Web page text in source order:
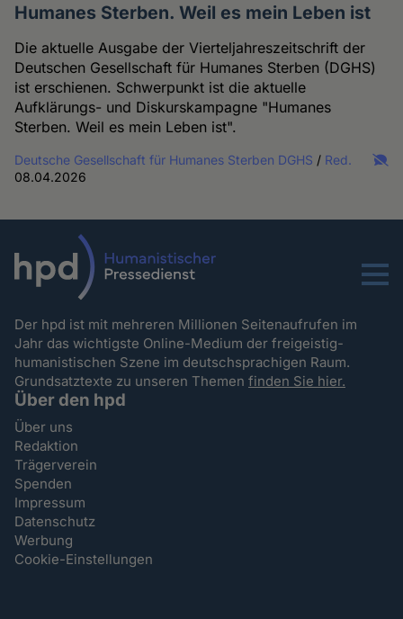
Humanes Sterben. Weil es mein Leben ist
Die aktuelle Ausgabe der Vierteljahreszeitschrift der
Deutschen Gesellschaft für Humanes Sterben (DGHS)
ist erschienen. Schwerpunkt ist die aktuelle
Aufklärungs- und Diskurskampagne "Humanes
Sterben. Weil es mein Leben ist".
Deutsche Gesellschaft für Humanes Sterben DGHS / Red.
08.04.2026
Menu
Der hpd ist mit mehreren Millionen Seitenaufrufen im
Jahr das wichtigste Online-Medium der freigeistig-
humanistischen Szene im deutschsprachigen Raum.
Grundsatztexte zu unseren Themenfinden Sie hier.
Über den hpd
Über uns
Redaktion
Trägerverein
Spenden
Impressum
Datenschutz
Werbung
Cookie-Einstellungen